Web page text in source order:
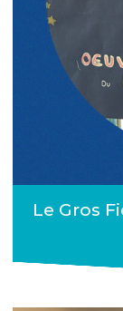
Le Gros